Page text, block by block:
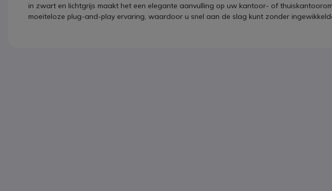
in zwart en lichtgrijs maakt het een elegante aanvulling op uw kantoor- of
moeiteloze plug-and-play ervaring, waardoor u snel aan de slag kunt zonder